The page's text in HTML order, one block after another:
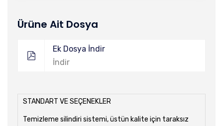
Ürüne Ait Dosya
Ek Dosya İndir
İndir
STANDART VE SEÇENEKLER
Temizleme silindiri sistemi, üstün kalite için taraksız